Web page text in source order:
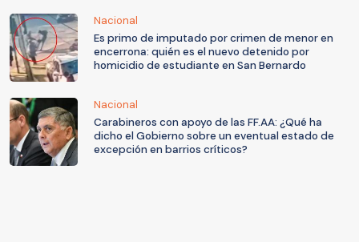
Nacional
Es primo de imputado por crimen de menor en
encerrona: quién es el nuevo detenido por
homicidio de estudiante en San Bernardo
Nacional
Carabineros con apoyo de las FF.AA: ¿Qué ha
dicho el Gobierno sobre un eventual estado de
excepción en barrios críticos?